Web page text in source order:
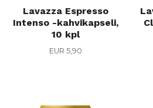
Lavazza Espresso
Intenso -kahvikapseli,
10 kpl
EUR 5,90